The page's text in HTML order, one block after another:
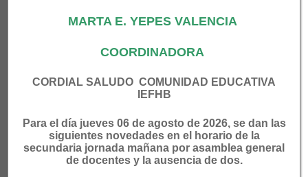
Aguinaga. Contamos con diferentes programas
PAE y el Líder sos Vos
Para el año 2025 la institución educativa Félix
Henao Botero será reconocida por su
excelencia académica fomentando un espíritu
MARTA E. YEPES VALENCIA
COORDINADORA
CORDIAL SALUDO COMUNIDAD EDUCATIVA
IEFHB
Para el día jueves 06 de agosto de 2026, se dan las
siguientes novedades en el horario de la
secundaria jornada mañana por asamblea general
de docentes y la ausencia de dos.